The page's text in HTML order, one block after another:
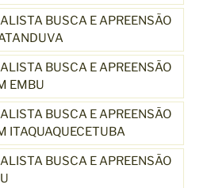
BUSCA E APREENSÃO
BUSCA E APREENSÃO
EMBU
BUSCA E APREENSÃO
ITAQUAQUECETUBA
BUSCA E APREENSÃO